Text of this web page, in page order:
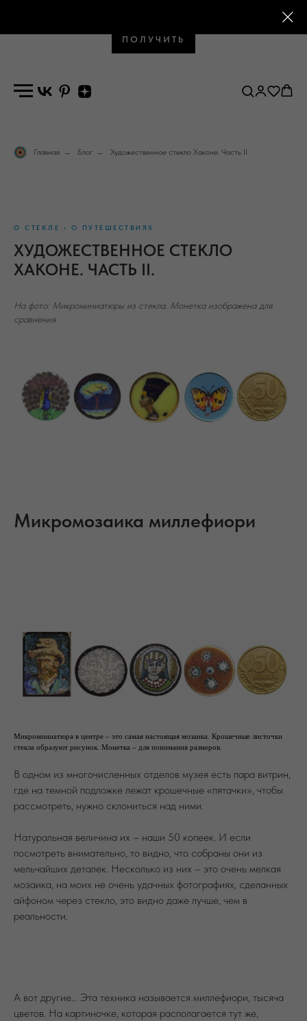
ПОЛУЧИТЬ
Главная → Блог → Художественное стекло Хаконе. Часть II.
О СТЕКЛЕ • О ПУТЕШЕСТВИЯХ
ХУДОЖЕСТВЕННОЕ СТЕКЛО
ХАКОНЕ. ЧАСТЬ II.
На фото: Микроминиатюры из стекла. Монетка изображена для
сравнения
Микромозаика миллефиори
Микроминиатюра в центре – это самая настоящая мозаика. Крошечные листочки
стекла образуют рисунок. Монетка – для понимания размеров.
В одном из многочисленных отделов музея есть пара витрин,
где на темной подложке лежат крошечные «пятачки», чтобы
рассмотреть, нужно склониться над ними.
Натуральная величина их – наши 50 копеек. И если
посмотреть внимательно, то видно, что собраны они из
мельчайших деталек. Несколько из них – это очень мелкая
мозаика, на моих не очень удачных фотографиях, сделанных
айфоном через стекло, это видно даже лучше, чем в
реальности.
А вот другие… Эта техника называется миллефиори, тысяча
цветов. На картиночке, которая располагается тут же,